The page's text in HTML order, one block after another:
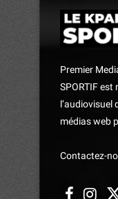
Premier
SPORTIF
l’audiovisuel
médias web
Contactez-